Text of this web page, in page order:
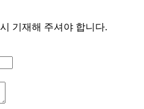
기재해 주셔야 합니다.